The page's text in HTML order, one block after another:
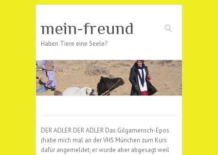
Suchen
mein-freund
Haben Tiere eine Seele?
DER ADLER DER ADLER Das Gilgamensch-Epos
(habe mich mal an der VHS München zum Kurs
dafür angemeldet, er wurde aber abgesagt weil